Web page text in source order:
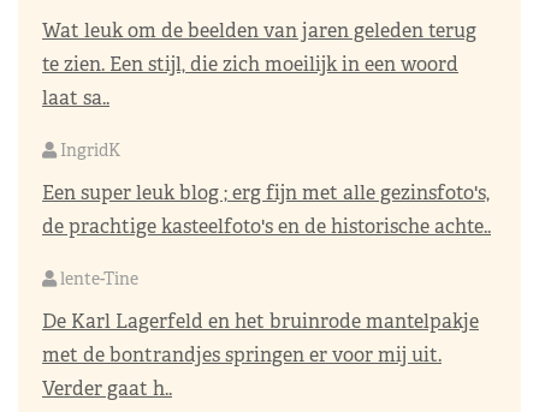
Wat leuk om de beelden van jaren geleden terug
te zien. Een stijl, die zich moeilijk in een woord
laat sa..
IngridK
Een super leuk blog ; erg fijn met alle gezinsfoto's,
de prachtige kasteelfoto's en de historische achte..
lente-Tine
De Karl Lagerfeld en het bruinrode mantelpakje
met de bontrandjes springen er voor mij uit.
Verder gaat h..